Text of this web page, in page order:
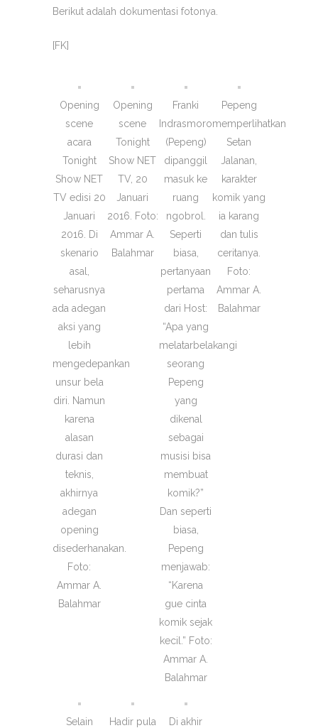
Berikut adalah dokumentasi fotonya.
[FK]
Opening
scene
acara
Tonight
Show NET
TV edisi 20
Januari
2016. Di
skenario
asal,
seharusnya
ada adegan
aksi yang
lebih
mengedepankan
unsur bela
diri. Namun
karena
alasan
durasi dan
teknis,
akhirnya
adegan
opening
disederhanakan.
Foto:
Ammar A.
Balahmar
Opening
scene
Tonight
Show NET
TV, 20
Januari
2016. Foto:
Ammar A.
Balahmar
Franki
Indrasmoro
(Pepeng)
dipanggil
masuk ke
ruang
ngobrol.
Seperti
biasa,
pertanyaan
pertama
dari Host:
“Apa yang
melatarbelakangi
seorang
Pepeng
yang
dikenal
sebagai
musisi bisa
membuat
komik?”
Dan seperti
biasa,
Pepeng
menjawab:
“Karena
gue cinta
komik sejak
kecil.” Foto:
Ammar A.
Balahmar
Pepeng
memperlihatkan
Setan
Jalanan,
karakter
komik yang
ia karang
dan tulis
ceritanya.
Foto:
Ammar A.
Balahmar
Selain
Hadir pula
Di akhir